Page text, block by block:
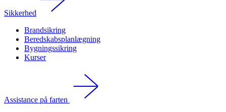
Sikkerhed
Brandsikring
Beredskabsplanlægning
Bygningssikring
Kurser
Assistance på farten